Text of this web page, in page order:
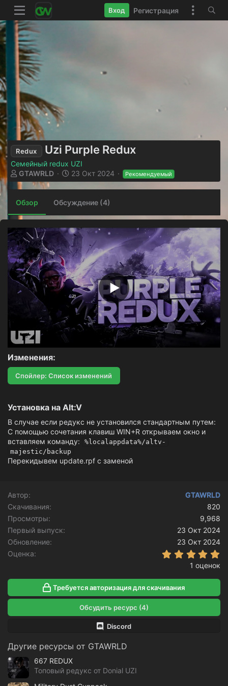
Вход Регистрация
Redux Uzi Purple Redux
Семейный redux UZI
А
в
о
р
GTAWRLD
Д
а
а
о
з
д
а
н
и
я
23 Окт 2024 Рекомендуемый
Обзор Обсуждение (4)
Изменения:​
Спойлер: Список изменений
Установка на Alt:V​
В случае если редукс не установился стандартным путем:
С помощью сочетания клавиш WIN+R открываем окно и
вставляем команду:
%localappdata%/altv-
majestic/backup
Перекидывем update.rpf с заменой
Автор
GTAWRLD
Скачивания
820
Просмотры
9,968
Первый выпуск
23 Окт 2024
Обновление
23 Окт 2024
Оценка
1 оценок
Требуется авторизация для скачивания
Обсудить ресурс (4)
Discord
Другие ресурсы от GTAWRLD
667 REDUX
Топовый редукс от Donial UZI